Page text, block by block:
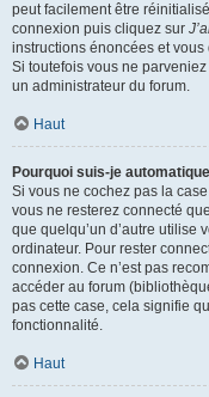
peut facilement être
connexion puis cliquez sur
instructions énoncées et
Si toutefois vous ne
un administrateur du forum.
Haut
Pourquoi suis-je
Si vous ne cochez pas la case
vous ne resterez connecté
que quelqu’un d’autre utilise
ordinateur. Pour rester
connexion. Ce n’est pas
accéder au forum
pas cette case, cela signifie
fonctionnalité.
Haut